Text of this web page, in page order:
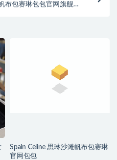
布包赛琳包包官网旗舰
Spain Celine 思琳沙滩帆布包赛琳
官网包包